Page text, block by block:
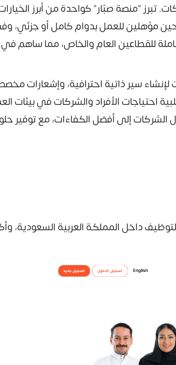
تبرز "منصة صبّار" كواحدة من أبرز
مؤهلين للعمل بدوام كامل أو جزئي،
للقطاعين العام والخاص، مما
سير ذاتية احترافية، وإشعارات
احتياجات الأفراد والشركات في بيئات
إلى أفضل الكفاءات، مع توفير
داخل المملكة العربية السعودية،